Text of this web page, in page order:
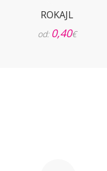
ROKAJL
od: 0,40€